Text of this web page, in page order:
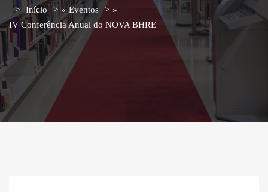
Início » Eventos
»
IV Conferência Anual do NOVA BHRE